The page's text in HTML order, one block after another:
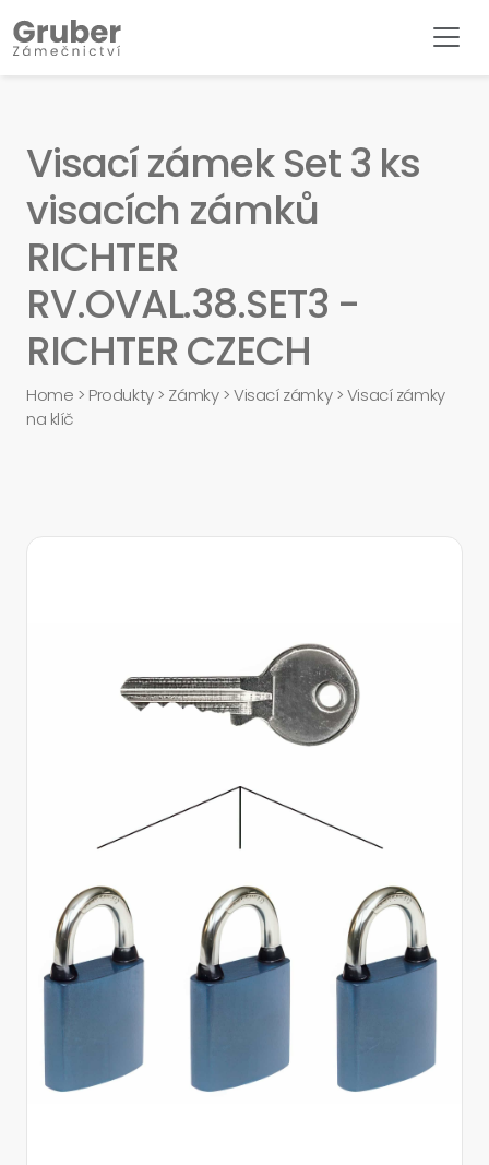
Visací zámek Set 3 ks
visacích zámků
RICHTER
RV.OVAL.38.SET3 -
RICHTER CZECH
Home > Produkty> Zámky>Visací zámky>Visací zámky
na klíč